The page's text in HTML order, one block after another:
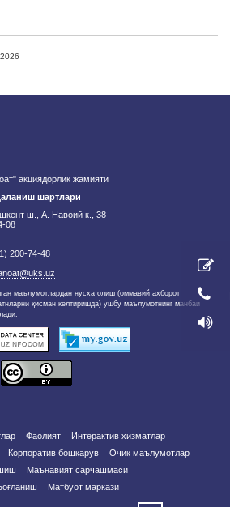
акциядорлик жамияти
шартлари
ш., А. Навоий к., 38
08
200-74-48
маълумотлардан нусха олиш (оммавий ахборот
қисман келтиришда) ушбу маълумотнинг манбаи
Фаолият
Интерактив хизматлар
Корпоратив бошқарув
Очиқ маълумотлар
Маънавият сарчашмаси
Матбуот маркази